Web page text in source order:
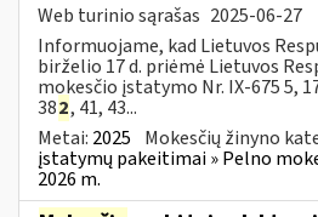
Web turinio sąrašas 2025-06-27
Informuojame, kad Lietuvos
birželio 17 d. priėmė Lietuvos
mokesčio įstatymo Nr. IX-675 5,
382, 41, 43...
Metai: 2025 Mokesčių žinyno
įstatymų pakeitimai » Pelno
2026 m.